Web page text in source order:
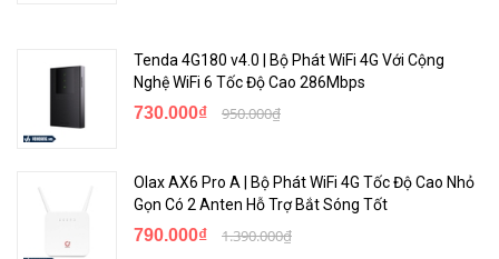
Tenda 4G180 v4.0 | Bộ Phát WiFi 4G Với Cộng
Nghệ WiFi 6 Tốc Độ Cao 286Mbps
730.000₫ 950.000₫
Olax AX6 Pro A | Bộ Phát WiFi 4G Tốc Độ Cao Nhỏ
Gọn Có 2 Anten Hỗ Trợ Bắt Sóng Tốt
790.000₫ 1.390.000₫